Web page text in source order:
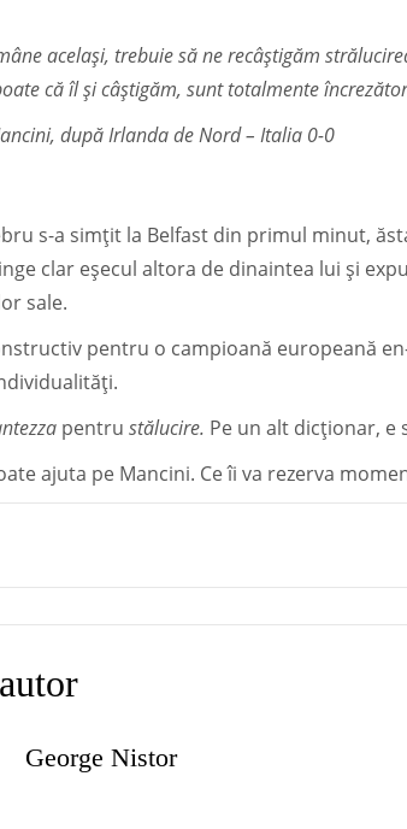
același, trebuie să ne recâștigăm
că îl și câștigăm, sunt totalmente
după Irlanda de Nord – Italia 0-0
s-a simțit la Belfast din primul minut,
clar eșecul altora de dinaintea lui și
sale.
pentru o campioană europeană
pentru stălucire. Pe un alt dicționar, e
ajuta pe Mancini. Ce îi va rezerva
George Nistor